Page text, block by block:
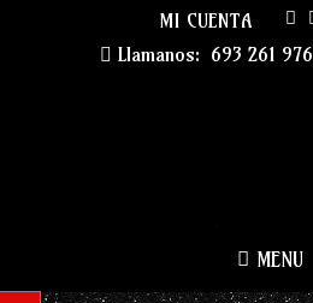
MI CUENTA
Llamanos: 693 261 976
MENU